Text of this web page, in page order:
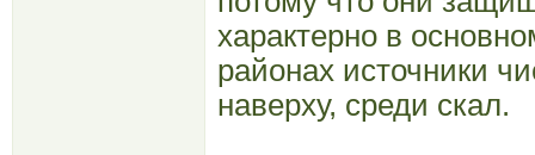
характерно в
районах источники
наверху, среди скал.